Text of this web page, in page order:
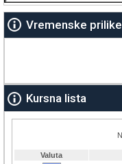
Vremenske prilike
Kursna lista